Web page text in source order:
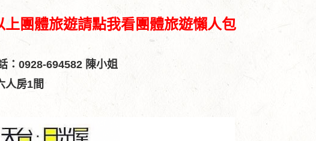
團體旅遊請點我看團體旅遊懶人包
：0928-694582 陳小姐
人房1間